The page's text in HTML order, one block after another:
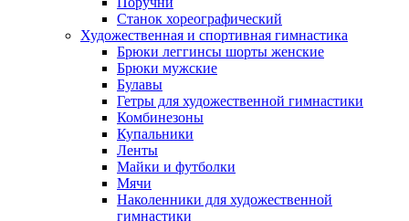
Станок хореографический
Художественная и спортивная гимнастика
Брюки леггинсы шорты женские
Брюки мужские
Булавы
Гетры для художественной гимнастики
Комбинезоны
Купальники
Ленты
Майки и футболки
Мячи
Наколенники для художественной
гимнастики